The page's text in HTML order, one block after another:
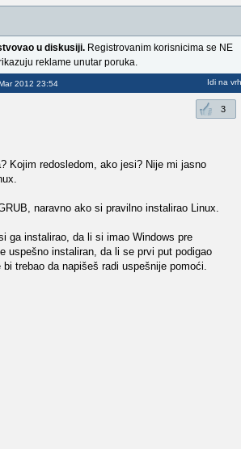
u diskusiji.Registrovanim korisnicima se NE
reklame unutar poruka.
2012 23:54 Idi na vrh
3
Kojim redosledom, ako jesi? Nije mi jasno
naravno ako si pravilno instalirao Linux.
ga instalirao, da li si imao Windows pre
uspešno instaliran, da li se prvi put podigao
trebao da napišeš radi uspešnije pomoći.